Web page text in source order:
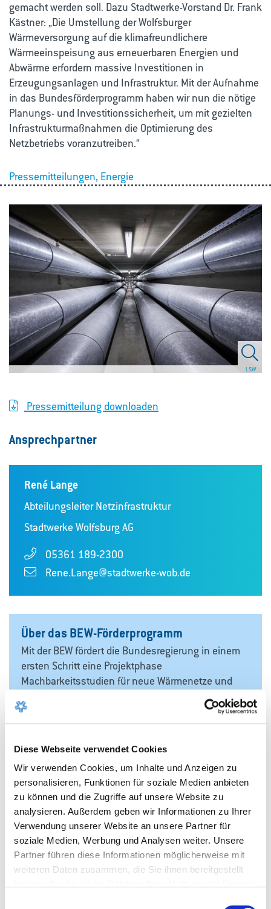
Diese Webseite verwendet Cookies
Wir verwenden Cookies, um Inhalte und Anzeigen zu
personalisieren, Funktionen für soziale Medien anbieten
zu können und die Zugriffe auf unsere Website zu
analysieren. Außerdem geben wir Informationen zu Ihrer
Verwendung unserer Website an unsere Partner für
soziale Medien, Werbung und Analysen weiter. Unsere
Partner führen diese Informationen möglicherweise mit
weiteren Daten zusammen, die Sie ihnen bereitgestellt
gemacht werden soll. Dazu Stadtwerke-Vorstand Dr. Frank
Kästner: „Die Umstellung der Wolfsburger
Wärmeversorgung auf die klimafreundlichere
Wärmeeinspeisung aus erneuerbaren Energien und
Abwärme erfordern massive Investitionen in
Erzeugungsanlagen und Infrastruktur. Mit der Aufnahme
in das Bundesförderprogramm haben wir nun die nötige
Planungs- und Investitionssicherheit, um mit gezielten
Infrastrukturmaßnahmen die Optimierung des
Netzbetriebs voranzutreiben.“
Pressemitteilungen, Energie
LSW
Pressemitteilung downloaden
Ansprechpartner
René Lange
Abteilungsleiter Netzinfrastruktur
Stadtwerke Wolfsburg AG
05361 189-2300
Rene.Lange@stadtwerke-wob.de
Über das BEW-Förderprogramm
Mit der BEW fördert die Bundesregierung in einem
ersten Schritt eine Projektphase
Machbarkeitsstudien für neue Wärmenetze und
bestehender Netze auf erneuerbare Energien und
Abwärme. Kernstück der BEW ist dann in einem
und teilweise sogar Betriebskosten, wenn die in
den Machbarkeitsstudien und
Transformationsplänen beschriebenen
Maßnahmen umgesetzt werden. Auf Basis der
verfügbaren Haushaltsmittel von 2,98 Milliarden
Euro sollen bis 2030 die Installation von
durchschnittlich bis zu 681 Megawatt erneuerbarer
Wärmeerzeugungsleistung pro Jahr gefördert und
Investitionen von durchschnittlich rund 1174